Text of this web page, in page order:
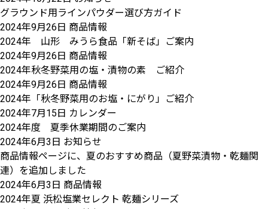
グラウンド用ラインパウダー選び方ガイド
2024年9月26日 商品情報
2024年 山形 みうら食品「新そば」ご案内
2024年9月26日 商品情報
2024年秋冬野菜用の塩・漬物の素 ご紹介
2024年9月26日 商品情報
2024年「秋冬野菜用のお塩・にがり」ご紹介
2024年7月15日 カレンダー
2024年度 夏季休業期間のご案内
2024年6月3日 お知らせ
商品情報ページに、夏のおすすめ商品（夏野菜漬物・乾麺関
連）を追加しました
2024年6月3日 商品情報
2024年夏 浜松塩業セレクト 乾麺シリーズ